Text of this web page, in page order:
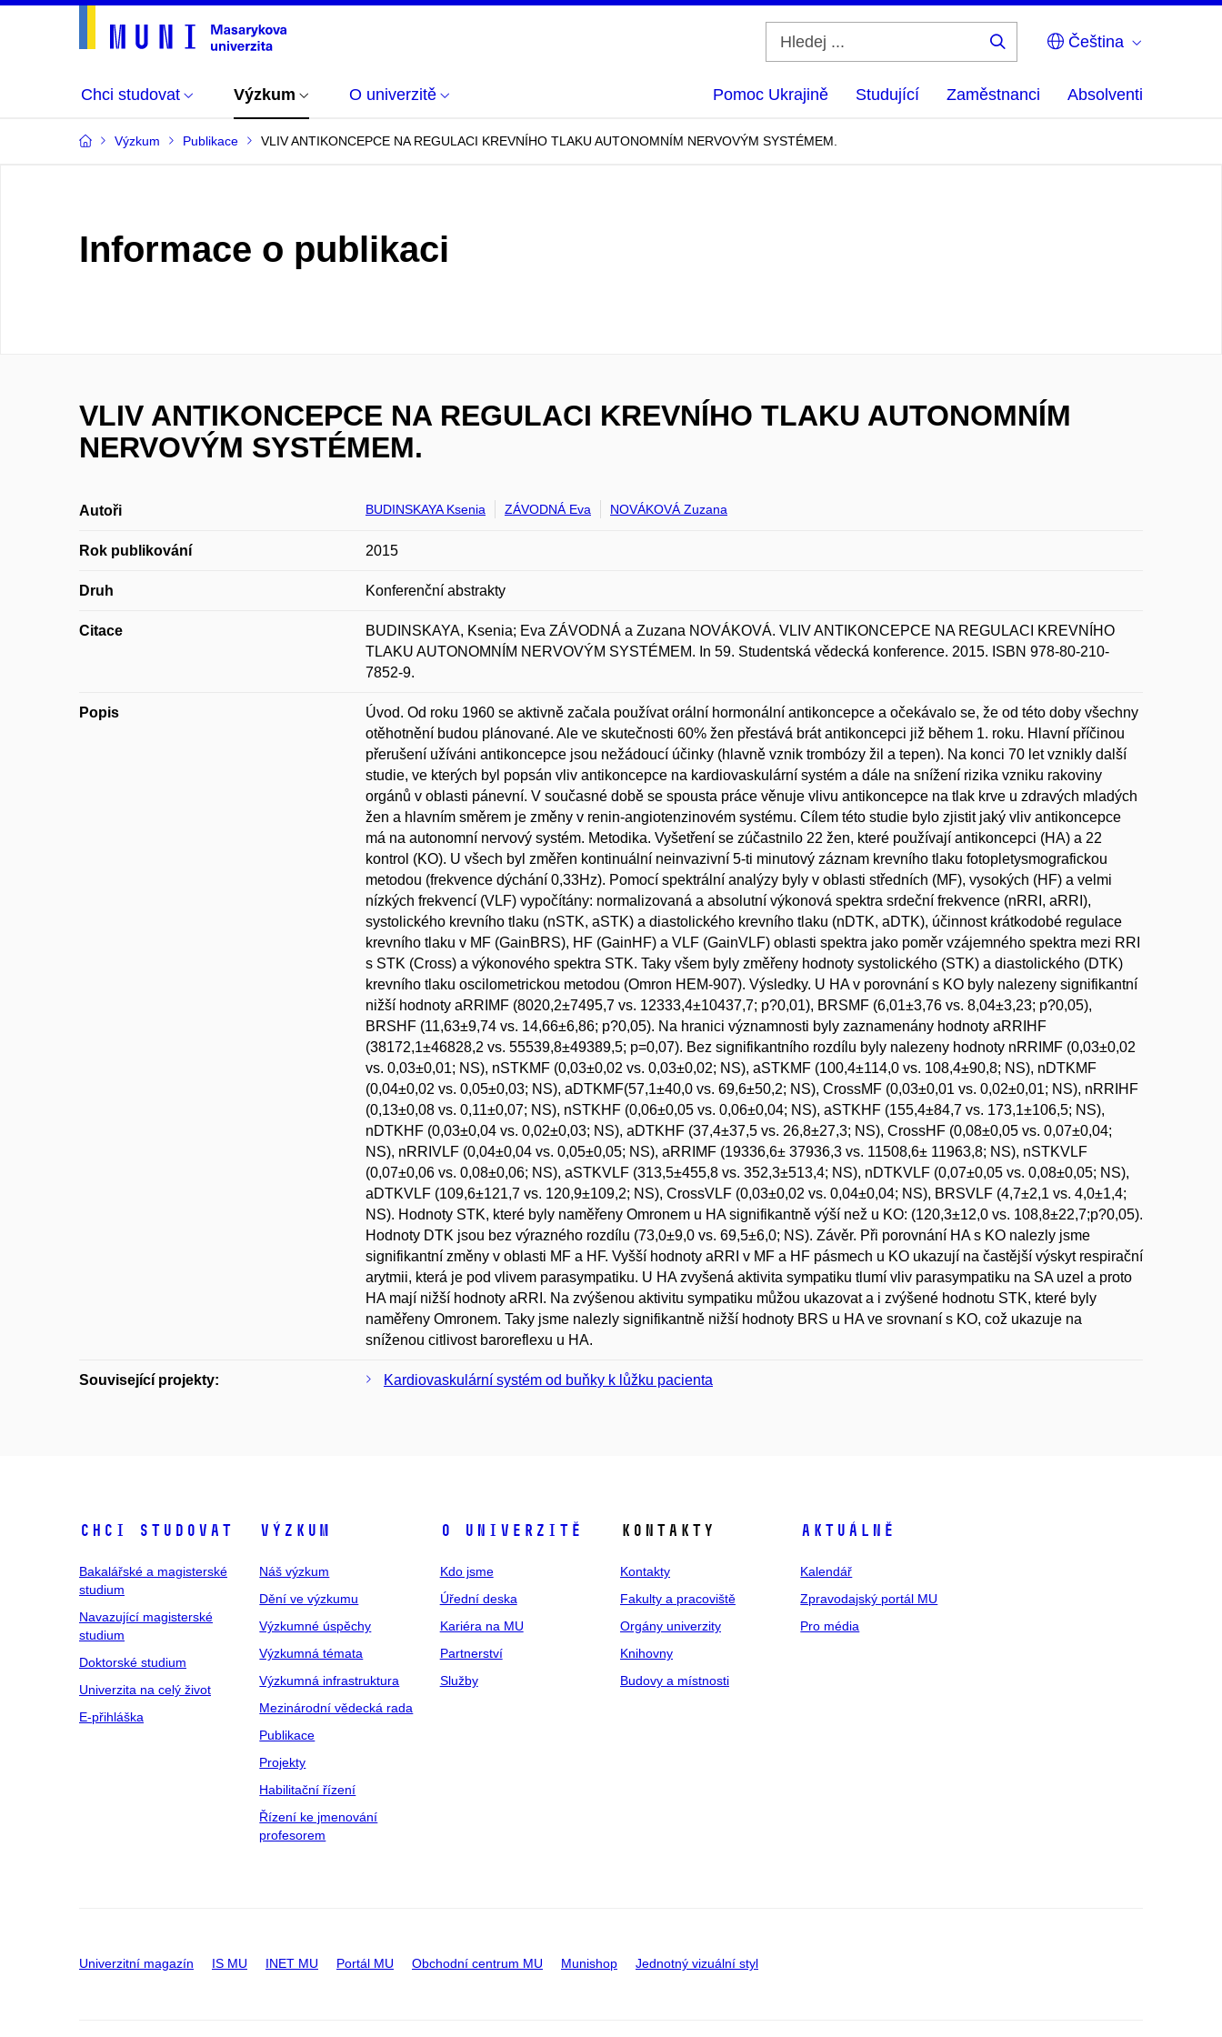
Čeština
Chci studovat Výzkum O univerzitě Pomoc Ukrajině Studující Zaměstnanci Absolventi
Výzkum Publikace VLIV ANTIKONCEPCE NA REGULACI KREVNÍHO TLAKU AUTONOMNÍM NERVOVÝM SYSTÉMEM.
Informace o publikaci
VLIV ANTIKONCEPCE NA REGULACI KREVNÍHO TLAKU AUTONOMNÍM
NERVOVÝM SYSTÉMEM.
Autoři BUDINSKAYA Ksenia ZÁVODNÁ Eva NOVÁKOVÁ Zuzana
Rok publikování 2015
Druh Konferenční abstrakty
Citace
BUDINSKAYA, Ksenia; Eva ZÁVODNÁ a Zuzana NOVÁKOVÁ. VLIV ANTIKONCEPCE NA REGULACI KREVNÍHO
TLAKU AUTONOMNÍM NERVOVÝM SYSTÉMEM. In 59. Studentská vědecká konference. 2015. ISBN 978-80-210-
7852-9.
Popis
Úvod. Od roku 1960 se aktivně začala používat orální hormonální antikoncepce a očekávalo se, že od této doby všechny
otěhotnění budou plánované. Ale ve skutečnosti 60% žen přestává brát antikoncepci již během 1. roku. Hlavní příčinou
přerušení užíváni antikoncepce jsou nežádoucí účinky (hlavně vznik trombózy žil a tepen). Na konci 70 let vznikly další
studie, ve kterých byl popsán vliv antikoncepce na kardiovaskulární systém a dále na snížení rizika vzniku rakoviny
orgánů v oblasti pánevní. V současné době se spousta práce věnuje vlivu antikoncepce na tlak krve u zdravých mladých
žen a hlavním směrem je změny v renin-angiotenzinovém systému. Cílem této studie bylo zjistit jaký vliv antikoncepce
má na autonomní nervový systém. Metodika. Vyšetření se zúčastnilo 22 žen, které používají antikoncepci (HA) a 22
kontrol (KO). U všech byl změřen kontinuální neinvazivní 5-ti minutový záznam krevního tlaku fotopletysmografickou
metodou (frekvence dýchání 0,33Hz). Pomocí spektrální analýzy byly v oblasti středních (MF), vysokých (HF) a velmi
nízkých frekvencí (VLF) vypočítány: normalizovaná a absolutní výkonová spektra srdeční frekvence (nRRI, aRRI),
systolického krevního tlaku (nSTK, aSTK) a diastolického krevního tlaku (nDTK, aDTK), účinnost krátkodobé regulace
krevního tlaku v MF (GainBRS), HF (GainHF) a VLF (GainVLF) oblasti spektra jako poměr vzájemného spektra mezi RRI
s STK (Cross) a výkonového spektra STK. Taky všem byly změřeny hodnoty systolického (STK) a diastolického (DTK)
krevního tlaku oscilometrickou metodou (Omron HEM-907). Výsledky. U HA v porovnání s KO byly nalezeny signifikantní
nižší hodnoty aRRIMF (8020,2±7495,7 vs. 12333,4±10437,7; p?0,01), BRSMF (6,01±3,76 vs. 8,04±3,23; p?0,05),
BRSHF (11,63±9,74 vs. 14,66±6,86; p?0,05). Na hranici významnosti byly zaznamenány hodnoty aRRIHF
(38172,1±46828,2 vs. 55539,8±49389,5; p=0,07). Bez signifikantního rozdílu byly nalezeny hodnoty nRRIMF (0,03±0,02
vs. 0,03±0,01; NS), nSTKMF (0,03±0,02 vs. 0,03±0,02; NS), aSTKMF (100,4±114,0 vs. 108,4±90,8; NS), nDTKMF
(0,04±0,02 vs. 0,05±0,03; NS), aDTKMF(57,1±40,0 vs. 69,6±50,2; NS), CrossMF (0,03±0,01 vs. 0,02±0,01; NS), nRRIHF
(0,13±0,08 vs. 0,11±0,07; NS), nSTKHF (0,06±0,05 vs. 0,06±0,04; NS), aSTKHF (155,4±84,7 vs. 173,1±106,5; NS),
nDTKHF (0,03±0,04 vs. 0,02±0,03; NS), aDTKHF (37,4±37,5 vs. 26,8±27,3; NS), CrossHF (0,08±0,05 vs. 0,07±0,04;
NS), nRRIVLF (0,04±0,04 vs. 0,05±0,05; NS), aRRIMF (19336,6± 37936,3 vs. 11508,6± 11963,8; NS), nSTKVLF
(0,07±0,06 vs. 0,08±0,06; NS), aSTKVLF (313,5±455,8 vs. 352,3±513,4; NS), nDTKVLF (0,07±0,05 vs. 0,08±0,05; NS),
aDTKVLF (109,6±121,7 vs. 120,9±109,2; NS), CrossVLF (0,03±0,02 vs. 0,04±0,04; NS), BRSVLF (4,7±2,1 vs. 4,0±1,4;
NS). Hodnoty STK, které byly naměřeny Omronem u HA signifikantně výší než u KO: (120,3±12,0 vs. 108,8±22,7;p?0,05).
Hodnoty DTK jsou bez výrazného rozdílu (73,0±9,0 vs. 69,5±6,0; NS). Závěr. Při porovnání HA s KO nalezly jsme
signifikantní změny v oblasti MF a HF. Vyšší hodnoty aRRI v MF a HF pásmech u KO ukazují na častější výskyt respirační
arytmii, která je pod vlivem parasympatiku. U HA zvyšená aktivita sympatiku tlumí vliv parasympatiku na SA uzel a proto
HA mají nižší hodnoty aRRI. Na zvýšenou aktivitu sympatiku můžou ukazovat a i zvýšené hodnotu STK, které byly
naměřeny Omronem. Taky jsme nalezly signifikantně nižší hodnoty BRS u HA ve srovnaní s KO, což ukazuje na
sníženou citlivost baroreflexu u HA.
Související projekty: Kardiovaskulární systém od buňky k lůžku pacienta
Chci studovat
Bakalářské a magisterské
studium
Navazující magisterské
studium
Doktorské studium
Univerzita na celý život
E-přihláška
Výzkum
Náš výzkum
Dění ve výzkumu
Výzkumné úspěchy
Výzkumná témata
Výzkumná infrastruktura
Mezinárodní vědecká rada
Publikace
Projekty
Habilitační řízení
Řízení ke jmenování
profesorem
O univerzitě
Kdo jsme
Úřední deska
Kariéra na MU
Partnerství
Služby
Kontakty
Kontakty
Fakulty a pracoviště
Orgány univerzity
Knihovny
Budovy a místnosti
Aktuálně
Kalendář
Zpravodajský portál MU
Pro média
Univerzitní magazín IS MU INET MU Portál MU Obchodní centrum MU Munishop Jednotný vizuální styl